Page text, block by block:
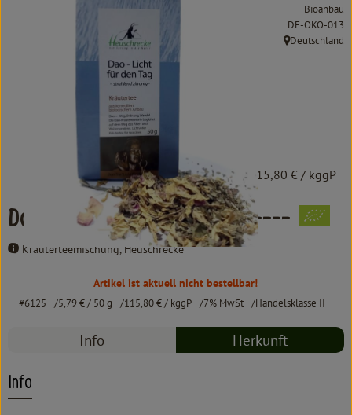
Kochen & Backen
Dao -Licht für den Tag-Tee----
Kräuterteemischung, Heuschrecke
5,79 €/ 50 g 115,80 € / kggP
Bioanbau
, Kontrollstelle:
DE-ÖKO-013
, Herkunft:
Deutschland
Artikel ist aktuell nicht bestellbar!
#6125 5,79 €/ 50 g 115,80 €/ kggP 7% MwSt Handelsklasse II
Info Herkunft
Info